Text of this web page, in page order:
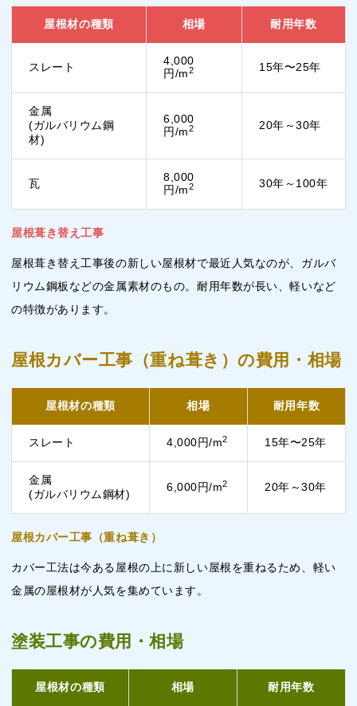
屋根材の種類 相場 耐用年数
スレート
4,000
円/m2 15年〜25年
金属
(ガルバリウム鋼
材)
6,000
円/m2 20年～30年
瓦
8,000
円/m2 30年～100年
屋根葺き替え工事
屋根葺き替え工事後の新しい屋根材で最近人気なのが、ガルバ
リウム鋼板などの金属素材のもの。耐用年数が長い、軽いなど
の特徴があります。
屋根カバー工事（重ね葺き）の費用・相場
屋根材の種類 相場 耐用年数
スレート 4,000円/m2 15年〜25年
金属
(ガルバリウム鋼材)
6,000円/m2 20年～30年
屋根カバー工事（重ね葺き）
カバー工法は今ある屋根の上に新しい屋根を重ねるため、軽い
金属の屋根材が人気を集めています。
塗装工事の費用・相場
屋根材の種類 相場 耐用年数